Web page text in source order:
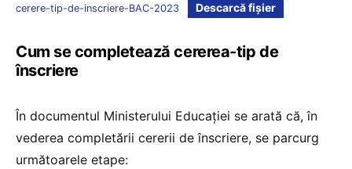
cerere-tip-de-inscriere-BAC-2023 Descarcă fișier
Cum se completează cererea-tip de
înscriere
În documentul Ministerului Educației se arată că, în
vederea completării cererii de înscriere, se parcurg
următoarele etape: